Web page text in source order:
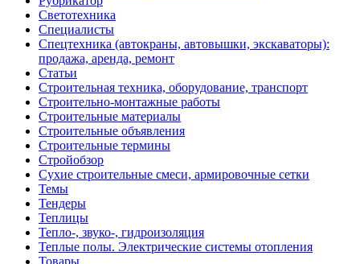
Светотехника
Специалисты
Спецтехника (автокраны, автовышки, экскаваторы):
продажа, аренда, ремонт
Статьи
Строительная техника, оборудование, транспорт
Строительно-монтажные работы
Строительные материалы
Строительные объявления
Строительные термины
Стройобзор
Сухие строительные смеси, армировочные сетки
Темы
Тендеры
Теплицы
Тепло-, звуко-, гидроизоляция
Теплые полы. Электрические системы отопления
Товары